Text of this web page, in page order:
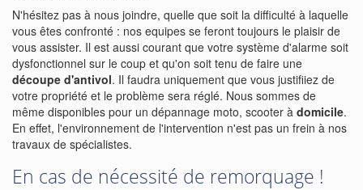
N'hésitez pas à nous joindre, quelle que soit la difficulté à laquelle
vous êtes confronté : nos equipes se feront toujours le plaisir de
vous assister. Il est aussi courant que votre système d'alarme soit
dysfonctionnel sur le coup et qu'on soit tenu de faire une
découpe d'antivol. Il faudra uniquement que vous justifiiez de
votre propriété et le problème sera réglé. Nous sommes de
même disponibles pour un dépannage moto, scooter à domicile.
En effet, l'environnement de l'intervention n'est pas un frein à nos
travaux de spécialistes.
En cas de nécessité de remorquage !